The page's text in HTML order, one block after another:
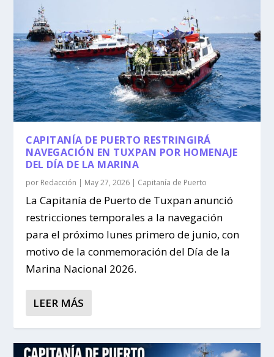
CAPITANÍA DE PUERTO RESTRINGIRÁ
NAVEGACIÓN EN TUXPAN POR HOMENAJE
DEL DÍA DE LA MARINA
por Redacción | May 27, 2026 | Capitanía de Puerto
La Capitanía de Puerto de Tuxpan anunció
restricciones temporales a la navegación
para el próximo lunes primero de junio, con
motivo de la conmemoración del Día de la
Marina Nacional 2026.
LEER MÁS